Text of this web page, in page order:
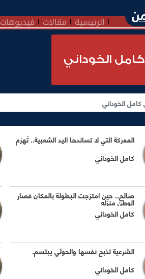
الرئيسية مقالات فيديوهات
كامل الخوداني
المعركة التي لا تساندها اليد الشعبية.. تُهزم
كامل الخوداني
صالح.. حين امتزجت البطولة بالمكان فصار
الوطن منزله
كامل الخوداني
الشرعية تذبح نفسها والحوثي يبتسم.
كامل الخوداني